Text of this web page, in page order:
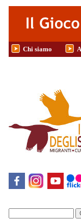
Salta al contenuto principale
Chi siamo